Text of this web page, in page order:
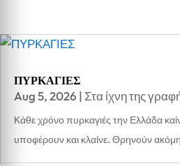
ΠΥΡΚΑΓΙΕΣ
Aug 5, 2026 | Στα ίχνη της
Κάθε χρόνο πυρκαγιές την Ελλάδα
υποφέρουν και κλαίνε. Θρηνούν